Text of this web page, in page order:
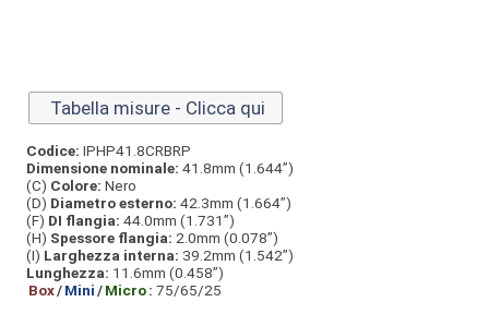
Tabella misure - Clicca qui
Codice: IPHP41.8CRBRP
Dimensione nominale: 41.8mm (1.644”)
(C) Colore: Nero
(D) Diametro esterno: 42.3mm (1.664”)
(F) DI flangia: 44.0mm (1.731”)
(H) Spessore flangia: 2.0mm (0.078”)
(I) Larghezza interna: 39.2mm (1.542”)
Lunghezza: 11.6mm (0.458”)
Box/Mini/Micro: 75/65/25